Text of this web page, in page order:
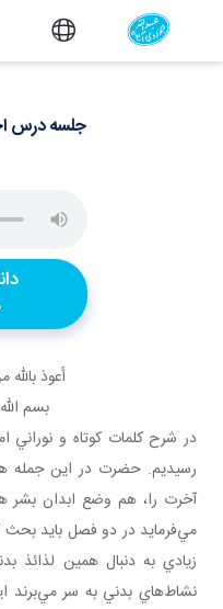
جلسه درس اخلاق (1404/10/17) - دفتر
جلسه درس اخلاق
أعوذ
بسم
رسيديم. حضرت در اين جمله
آخرت را، هم وضع ابدان
مي‌فرمايد در دو فصل بايد بحث
زيادي به دنبال همين لذائذ
نشاط‌هاي بدني به سر مي‌برند